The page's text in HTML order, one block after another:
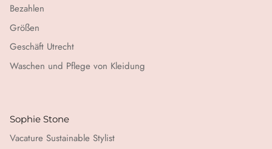
Bezahlen
Größen
Geschäft Utrecht
Waschen und Pflege von Kleidung
Sophie Stone
Vacature Sustainable Stylist